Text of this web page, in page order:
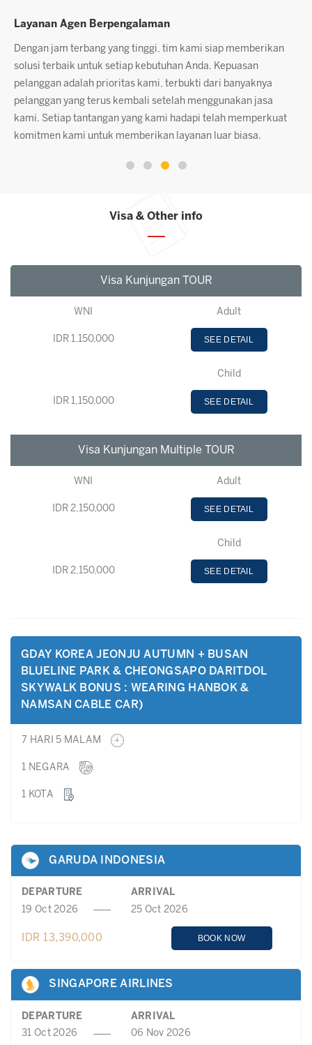
Layanan Agen Berpengalaman
Dengan jam terbang yang tinggi, tim kami siap memberikan
solusi terbaik untuk setiap kebutuhan Anda. Kepuasan
pelanggan adalah prioritas kami, terbukti dari banyaknya
pelanggan yang terus kembali setelah menggunakan jasa
kami. Setiap tantangan yang kami hadapi telah memperkuat
komitmen kami untuk memberikan layanan luar biasa.
Visa & Other info
Visa Kunjungan TOUR
WNI Adult
IDR 1,150,000 SEE DETAIL
Child
IDR 1,150,000 SEE DETAIL
Visa Kunjungan Multiple TOUR
WNI Adult
IDR 2,150,000 SEE DETAIL
Child
IDR 2,150,000 SEE DETAIL
GDAY KOREA JEONJU AUTUMN + BUSAN
BLUELINE PARK & CHEONGSAPO DARITDOL
SKYWALK BONUS : WEARING HANBOK &
NAMSAN CABLE CAR)
7 HARI 5 MALAM
1 NEGARA
1 KOTA
GARUDA INDONESIA
DEPARTURE
ARRIVAL
19 Oct 2026
25 Oct 2026
IDR 13,390,000 BOOK NOW
SINGAPORE AIRLINES
DEPARTURE
ARRIVAL
31 Oct 2026
06 Nov 2026